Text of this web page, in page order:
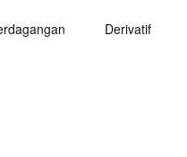
Derivatif